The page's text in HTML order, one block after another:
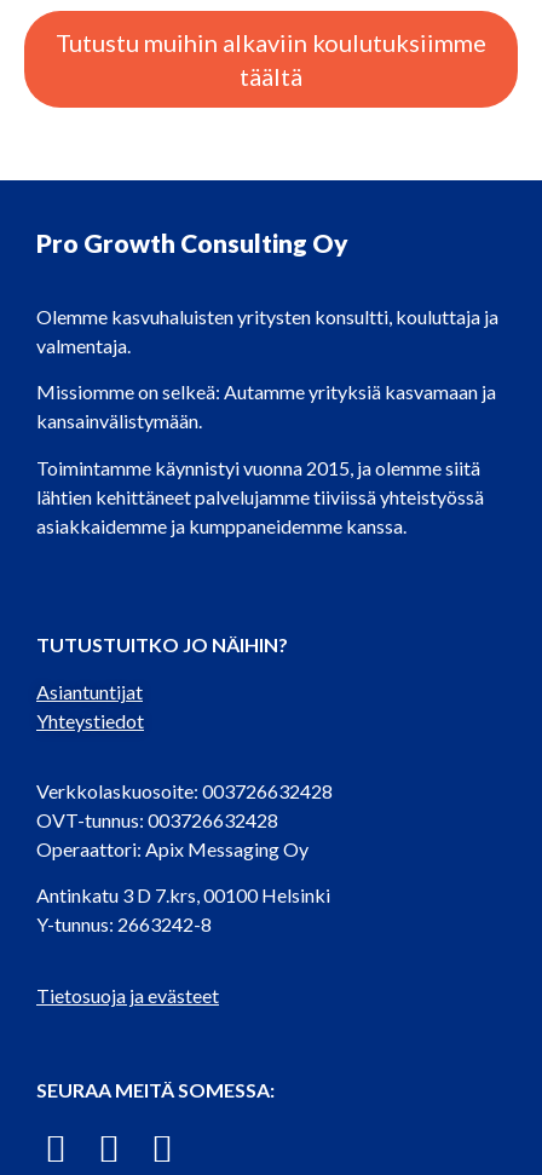
Tutustu muihin alkaviin koulutuksiimme
täältä
Pro Growth Consulting Oy
Olemme kasvuhaluisten yritysten konsultti, kouluttaja ja
valmentaja.
Missiomme on selkeä: Autamme yrityksiä kasvamaan ja
kansainvälistymään.
Toimintamme käynnistyi vuonna 2015, ja olemme siitä
lähtien kehittäneet palvelujamme tiiviissä yhteistyössä
asiakkaidemme ja kumppaneidemme kanssa.
TUTUSTUITKO JO NÄIHIN?
Asiantuntijat
Yhteystiedot
Verkkolaskuosoite: 003726632428
OVT-tunnus: 003726632428
Operaattori: Apix Messaging Oy
Antinkatu 3 D 7.krs, 00100 Helsinki
Y-tunnus: 2663242-8
Tietosuoja ja evästeet
SEURAA MEITÄ SOMESSA: